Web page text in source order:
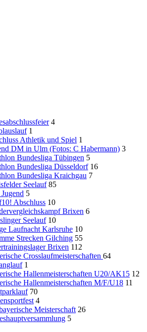
4
1
Athletik und Spiel 1
DM in Ulm (Fotos: C Habermann) 3
Bundesliga Tübingen 5
Bundesliga Düsseldorf 16
Bundesliga Kraichgau 7
Seelauf 85
5
Abschluss 10
Brixen 6
Seelauf 10
Laufnacht Karlsruhe 10
Strecken Gilching 55
Brixen 112
Crosslaufmeisterschaften 64
1
Hallenmeisterschaften U20/AK15 12
Hallenmeisterschaften M/F/U18 11
70
4
Meisterschaft 26
5